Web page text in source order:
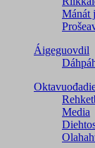
Mánát
Áigeguovdil
Media